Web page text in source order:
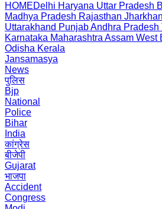
HOMEDelhi Haryana Uttar Pradesh
Madhya Pradesh Rajasthan
Uttarakhand PunjabAndhra Pradesh
Karnataka Maharashtra Assam West
Odisha Kerala
Jansamasya
News
पुलिस
Bjp
National
Police
Bihar
India
कांग्रेस
बीजेपी
Gujarat
भाजपा
Accident
Congress